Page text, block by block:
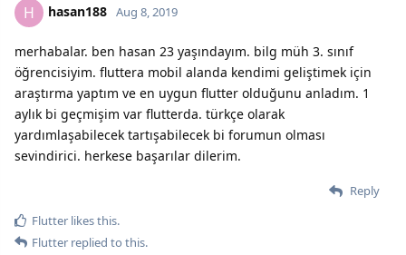
H hasan188 Aug 8, 2019
merhabalar. ben hasan 23 yaşındayım. bilg müh 3. sınıf
öğrencisiyim. fluttera mobil alanda kendimi geliştimek için
araştırma yaptım ve en uygun flutter olduğunu anladım. 1
aylık bi geçmişim var flutterda. türkçe olarak
yardımlaşabilecek tartışabilecek bi forumun olması
sevindirici. herkese başarılar dilerim.
Reply
Flutter likes this.
Flutter replied to this.